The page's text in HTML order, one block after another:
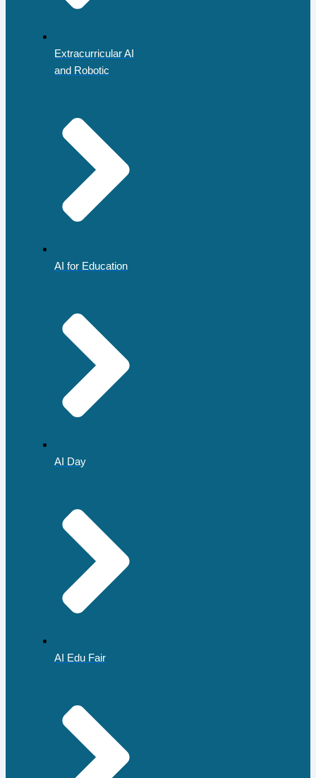
Extracurricular AI
and Robotic
AI for Education
AI Day
AI Edu Fair